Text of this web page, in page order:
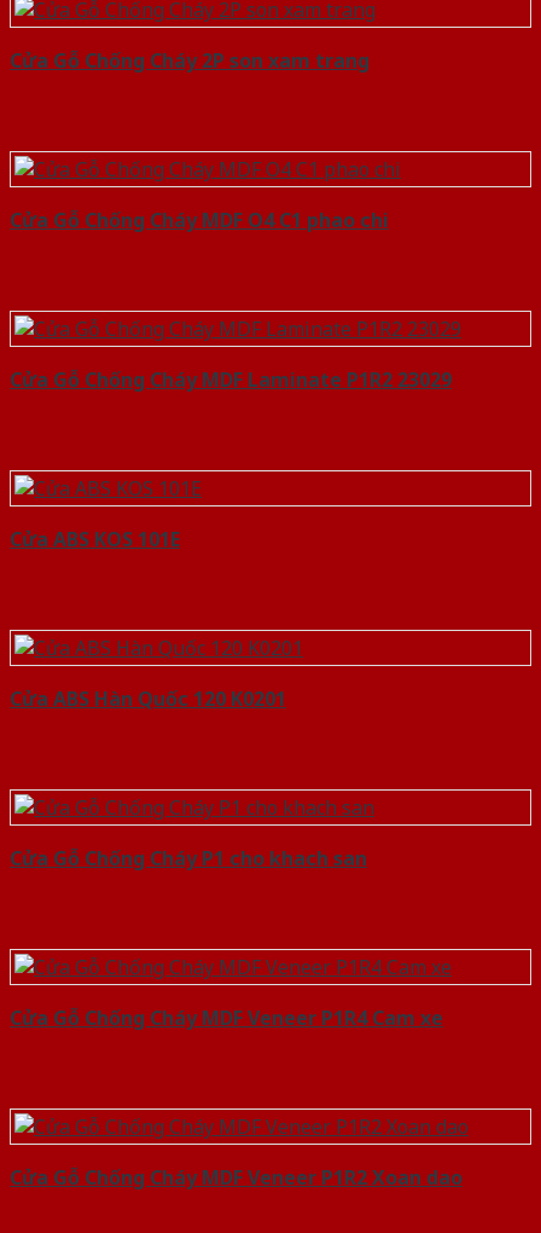
Cửa Gỗ Chống Cháy 2P son xam trang
Cửa Gỗ Chống Cháy MDF O4 C1 phao chi
Cửa Gỗ Chống Cháy MDF Laminate P1R2 23029
Cửa ABS KOS 101E
Cửa ABS Hàn Quốc 120 K0201
Cửa Gỗ Chống Cháy P1 cho khach san
Cửa Gỗ Chống Cháy MDF Veneer P1R4 Cam xe
Cửa Gỗ Chống Cháy MDF Veneer P1R2 Xoan dao